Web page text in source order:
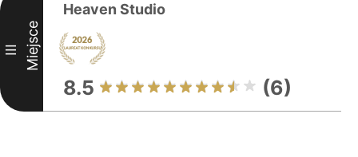
III Miejsce
Heaven Studio
8.5 (6)